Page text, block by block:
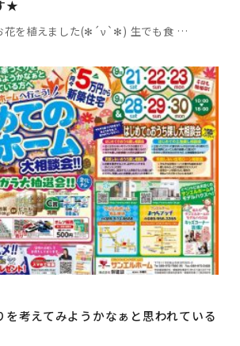
★
花を植えました(✻︎´ν`✻︎) 生でも食 …
を考えてみようかなぁと思われている